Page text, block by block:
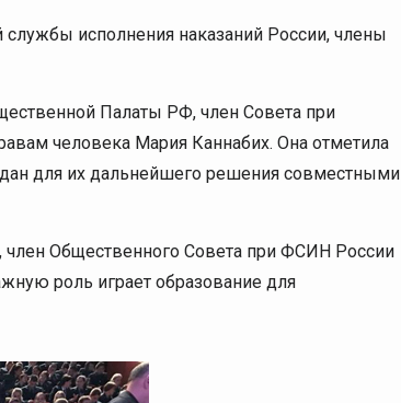
исполнения наказаний России, члены
Палаты РФ, член Совета при
человека Мария Каннабих. Она отметила
для их дальнейшего решения совместными
Общественного Совета при ФСИН России
роль играет образование для